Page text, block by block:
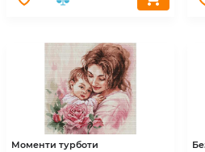
Моменти турботи